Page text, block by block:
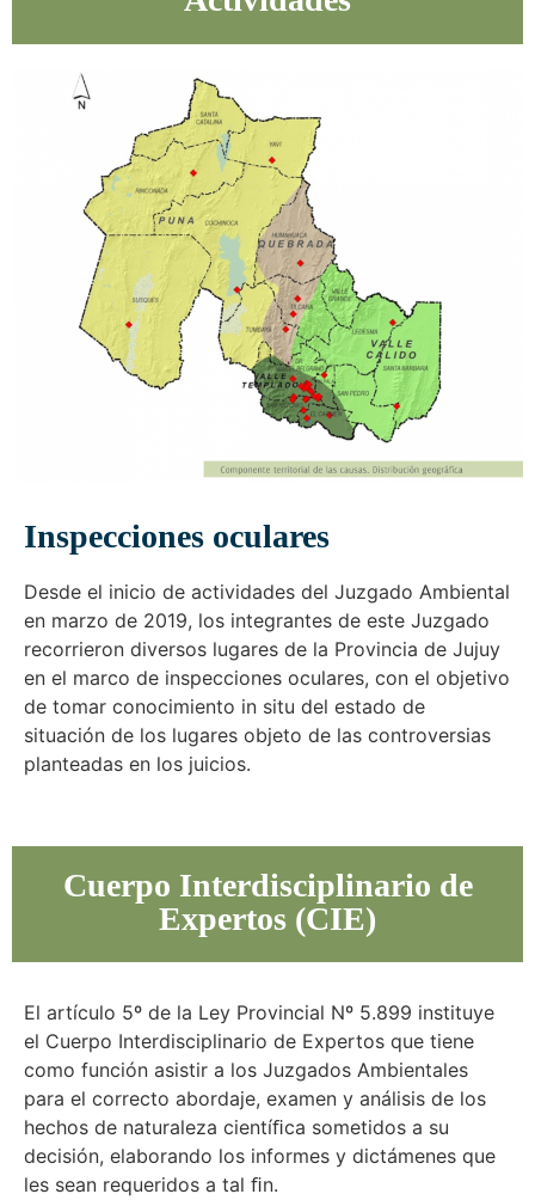
Inspecciones oculares
Desde el inicio de actividades del Juzgado Ambiental
en marzo de 2019, los integrantes de este Juzgado
recorrieron diversos lugares de la Provincia de Jujuy
en el marco de inspecciones oculares, con el objetivo
de tomar conocimiento in situ del estado de
situación de los lugares objeto de las controversias
planteadas en los juicios.
Cuerpo Interdisciplinario de
Expertos (CIE)
El artículo 5º de la Ley Provincial Nº 5.899 instituye
el Cuerpo Interdisciplinario de Expertos que tiene
como función asistir a los Juzgados Ambientales
para el correcto abordaje, examen y análisis de los
hechos de naturaleza cientíﬁca sometidos a su
decisión, elaborando los informes y dictámenes que
les sean requeridos a tal ﬁn.